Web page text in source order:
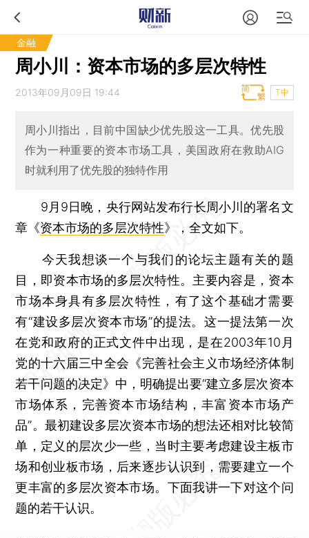
金融
周小川：资本市场的多层次特性
2013年09月09日 19:44 T中
周小川指出，目前中国缺少优先股这一工具。优先股
作为一种重要的资本市场工具，美国政府在救助AIG
时就利用了优先股的独特作用
9月9日晚，央行网站发布行长周小川的署名文
章《资本市场的多层次特性》，全文如下。
今天我想谈一个与我们的论坛主题有关的题
目，即资本市场的多层次特性。主要内容是，资本
市场本身具有多层次特性，有了这个基础才需要
有“建设多层次资本市场”的提法。这一提法第一次
在党和政府的正式文件中出现，是在2003年10月
党的十六届三中全会《完善社会主义市场经济体制
若干问题的决定》中，明确提出要“建立多层次资本
市场体系，完善资本市场结构，丰富资本市场产
品”。最初建设多层次资本市场的想法还相对比较简
单，定义的层次少一些，当时主要考虑建设主板市
场和创业板市场，后来逐步认识到，需要建立一个
更丰富的多层次资本市场。下面我讲一下对这个问
题的若干认识。